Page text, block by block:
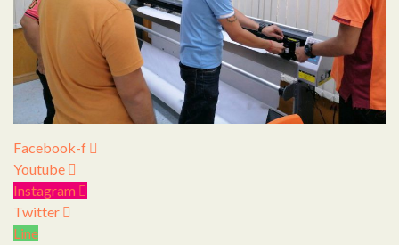
Facebook-f
Youtube
Instagram
Twitter
Line